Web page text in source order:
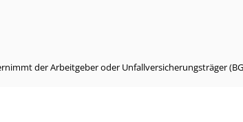
der Arbeitgeber oder Unfallversicherungsträger